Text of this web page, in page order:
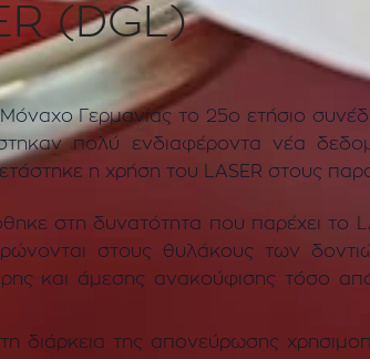
(DGL)
Γερμανίας το 25ο ετήσιο
πολύ ενδιαφέροντα νέα
η χρήση του LASER στους
στη δυνατότητα που παρέχει το
στους θυλάκους των
και άμεσης ανακούφισης τόσο
της απονεύρωσης